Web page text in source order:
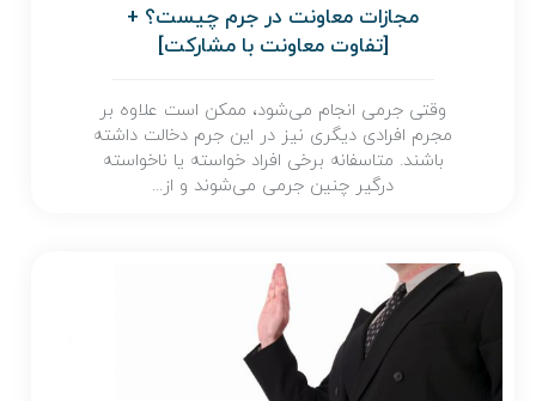
مجازات معاونت در جرم چیست؟ +
[تفاوت معاونت با مشارکت]
وقتی جرمی انجام می‌شود، ممکن است علاوه بر
مجرم افرادی دیگری نیز در این جرم دخالت داشته
باشند. متاسفانه برخی افراد خواسته یا ناخواسته
درگیر چنین جرمی می‌شوند و از...